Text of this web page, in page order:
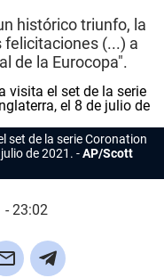
histórico triunfo, la
felicitaciones (...) a
de la Eurocopa".
set de la serie Coronation
de 2021.
AP/Scott
- 23:02